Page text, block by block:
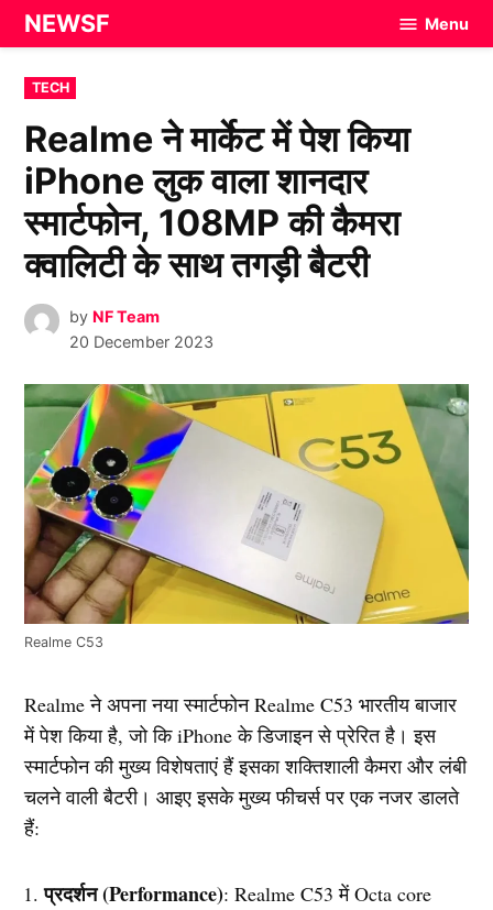
Skip
to
content
NEWSF Menu
POSTED
IN
TECH
Realme ने मार्केट में पेश किया
iPhone लुक वाला शानदार
स्मार्टफोन, 108MP की कैमरा
क्वालिटी के साथ तगड़ी बैटरी
by NF Team
20 December 2023
Realme C53
Realme ने अपना नया स्मार्टफोन Realme C53 भारतीय बाजार
में पेश किया है, जो कि iPhone के डिजाइन से प्रेरित है। इस
स्मार्टफोन की मुख्य विशेषताएं हैं इसका शक्तिशाली कैमरा और लंबी
चलने वाली बैटरी। आइए इसके मुख्य फीचर्स पर एक नजर डालते
हैं:
प्रदर्शन (Performance): Realme C53 में Octa core